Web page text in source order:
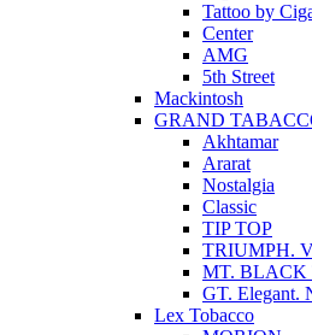
Tattoo by
Center
AMG
5th Street
Mackintosh
GRAND
Akhtamar
Ararat
Nostalgia
Classic
TIP TOP
TRIUMPH.
MT. BLACK
GT. Elegant.
Lex Tobacco